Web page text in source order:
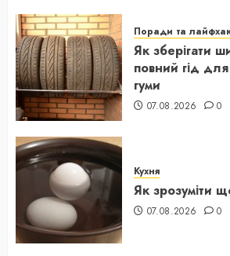
Поради та
Як зберігати
повний гід для
гуми
07.08.2026 0
Кухня
Як зрозуміти
07.08.2026 0